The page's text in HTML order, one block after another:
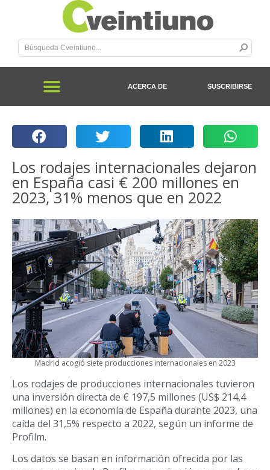
ACERCA DE SUSCRIBIRSE
Los rodajes internacionales dejaron
en España casi € 200 millones en
2023, 31% menos que en 2022
Madrid acogió siete producciones internacionales en 2023
Los rodajes de producciones internacionales tuvieron
una inversión directa de € 197,5 millones (US$ 214,4
millones) en la economía de España durante 2023, una
caída del 31,5% respecto a 2022, según un informe de
Profilm.
Los datos se basan en información ofrecida por las